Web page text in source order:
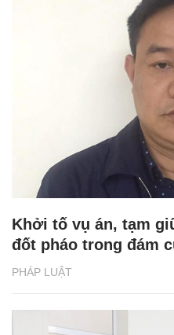
PHÁP LUẬT
Khởi tố vụ án, tạm
đốt pháo trong đám